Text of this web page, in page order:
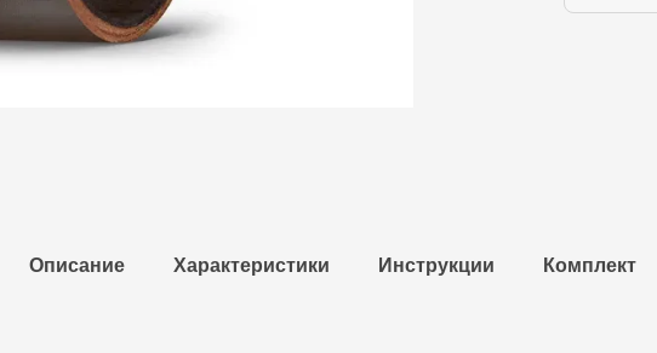
Описание Характеристики Инструкции Комплект